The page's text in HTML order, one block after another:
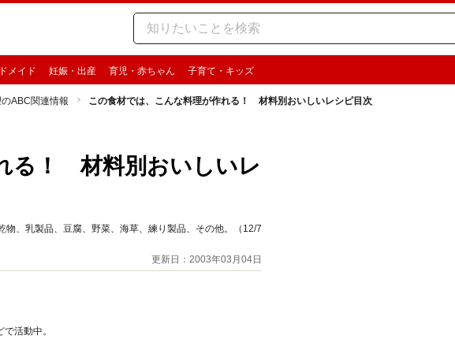
メイド 妊娠・出産 育児・赤ちゃん 子育て・キッズ
ABC関連情報 この食材では、こんな料理が作れる！ 材料別おいしいレシピ目次
る！ 材料別おいしいレ
、乳製品、豆腐、野菜、海草、練り製品、その他。（12/7
更新日：2003年03月04日
活動中。